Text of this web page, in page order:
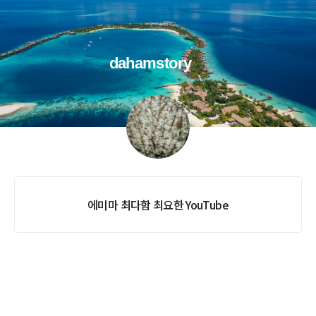
dahamstory
에미마 최다함 최요한 YouTube